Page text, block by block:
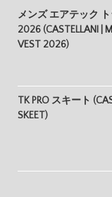
メンズ エアテック
2026 (CASTELLANI |
VEST 2026)
TK PRO スキート
SKEET)